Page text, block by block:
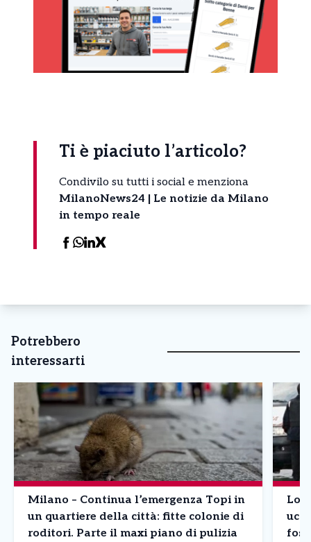
Ti è piaciuto l’articolo?
Condivilo su tutti i social e menziona
MilanoNews24 | Le notizie da Milano
in tempo reale
Potrebbero
interessarti
Milano – Continua l’emergenza Topi in
un quartiere della città: fitte colonie di
roditori. Parte il maxi piano di pulizia